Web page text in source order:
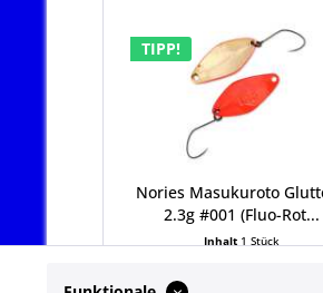
TIPP!
Nories Masukuroto
2.3g #001 (Fluo-Rot...
Inhalt 1 Stück